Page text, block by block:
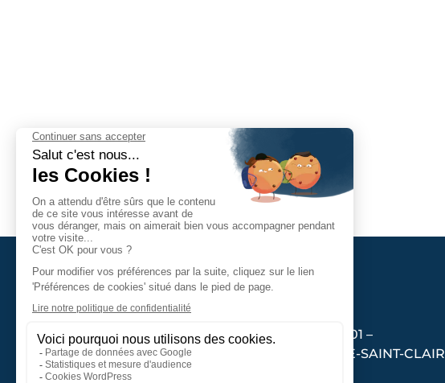
320, Le Val – étage 01 –
14200 HEROUVILLE-SAINT-CLAIR